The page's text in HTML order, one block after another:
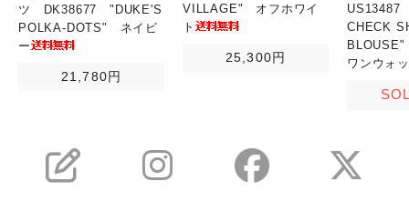
ツ DK38677 "DUKE'S
POLKA-DOTS" ネイビ
ー
21,780円
VILLAGE" オフホワイ
ト
25,300円
US13487
CHECK
ワンウォ